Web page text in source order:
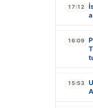
17:12
16:09
15:53